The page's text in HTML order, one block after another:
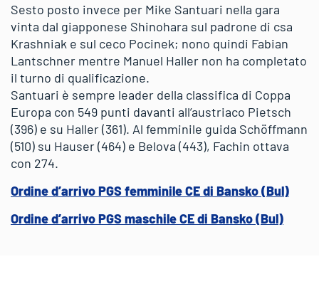
Sesto posto invece per Mike Santuari nella gara
vinta dal giapponese Shinohara sul padrone di csa
Krashniak e sul ceco Pocinek; nono quindi Fabian
Lantschner mentre Manuel Haller non ha completato
il turno di qualificazione.
Santuari è sempre leader della classifica di Coppa
Europa con 549 punti davanti all’austriaco Pietsch
(396) e su Haller (361). Al femminile guida Schöffmann
(510) su Hauser (464) e Belova (443), Fachin ottava
con 274.
Ordine d’arrivo PGS femminile CE di Bansko (Bul)
Ordine d’arrivo PGS maschile CE di Bansko (Bul)